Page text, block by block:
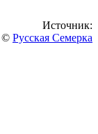
Источник:
© Русская Семерка